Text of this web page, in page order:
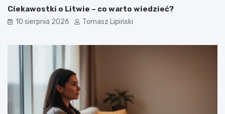
m
w
c
o
r
ą
Ciekawostki o Litwie – co warto wiedzieć?
10 sierpnia 2026 Tomasz Lipiński